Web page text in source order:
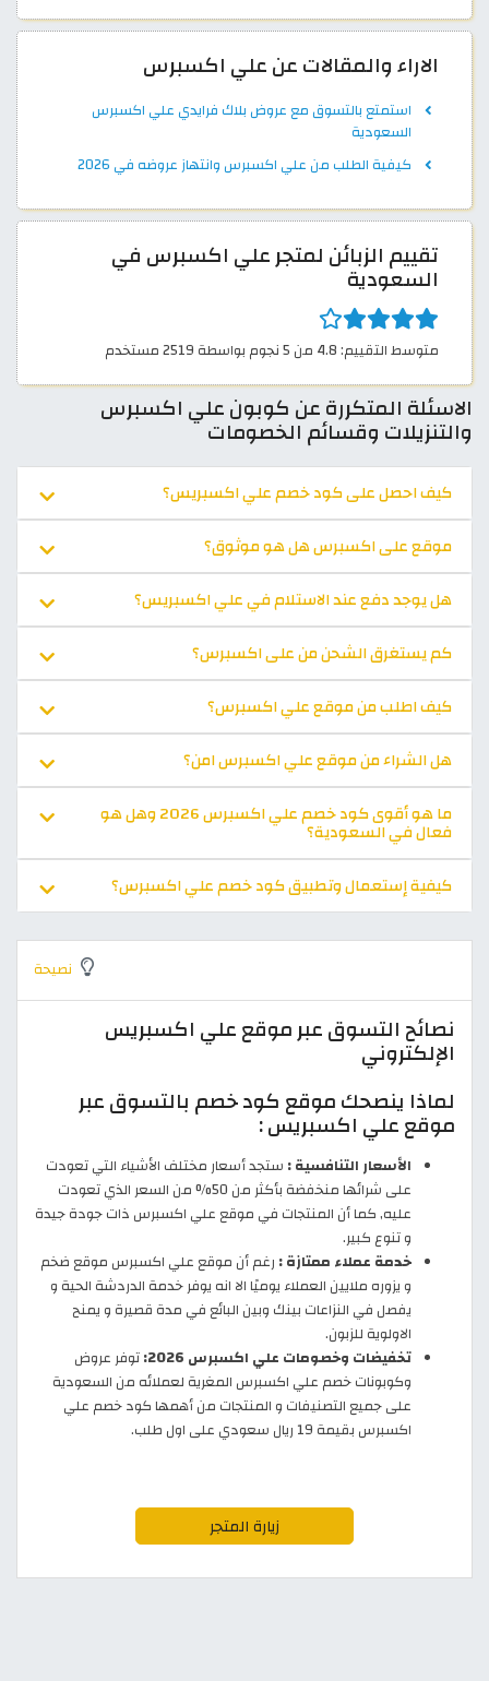
الاراء والمقالات عن علي اكسبرس
استمتع بالتسوق مع عروض بلاك فرايدي علي اكسبرس
السعودية
كيفية الطلب من علي اكسبرس وانتهاز عروضه في 2026
تقييم الزبائن لمتجر علي اكسبرس في
السعودية
متوسط التقييم: 4.8 من 5 نجوم بواسطة 2519 مستخدم
الاسئلة المتكررة عن كوبون علي اكسبرس
والتنزيلات وقسائم الخصومات
كيف احصل على كود خصم علي اكسبريس؟
موقع على اكسبرس هل هو موثوق؟
هل يوجد دفع عند الاستلام في علي اكسبريس؟
كم يستغرق الشحن من على اكسبرس؟
كيف اطلب من موقع علي اكسبرس؟
هل الشراء من موقع علي اكسبرس امن؟
ما هو أقوى كود خصم علي اكسبرس 2026 وهل هو
فعال في السعودية؟
كيفية إستعمال وتطبيق كود خصم علي اكسبرس؟
نصيحة
نصائح التسوق عبر موقع علي اكسبريس
الإلكتروني
لماذا ينصحك موقع كود خصم بالتسوق عبر
موقع علي اكسبريس :
الأسعار التنافسية : ستجد أسعار مختلف الأشياء التي تعودت
على شرائها منخفضة بأكثر من 50% من السعر الذي تعودت
عليه, كما أن المنتجات في موقع علي اكسبرس ذات جودة جيدة
و تنوع كبير.
خدمة عملاء ممتازة : رغم أن موقع علي اكسبرس موقع ضخم
و يزوره ملايين العملاء يوميًا الا انه يوفر خدمة الدردشة الحية و
يفصل في النزاعات بينك وبين البائع في مدة قصيرة و يمنح
الاولوية للزبون.
تخفيضات وخصومات علي اكسبرس 2026:
توفر عروض
وكوبونات خصم علي اكسبرس المغرية لعملائه من السعودية
على جميع التصنيفات و المنتجات من أهمها كود خصم علي
اكسبرس بقيمة 19 ريال سعودي على اول طلب.
زيارة المتجر